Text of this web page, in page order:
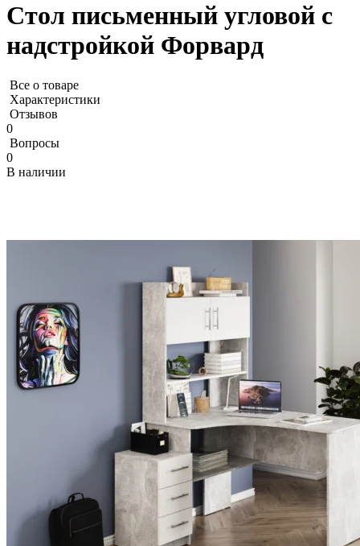
Стол письменный угловой с
надстройкой Форвард
Все о товаре
Характеристики
Отзывов
0
Вопросы
0
В наличии